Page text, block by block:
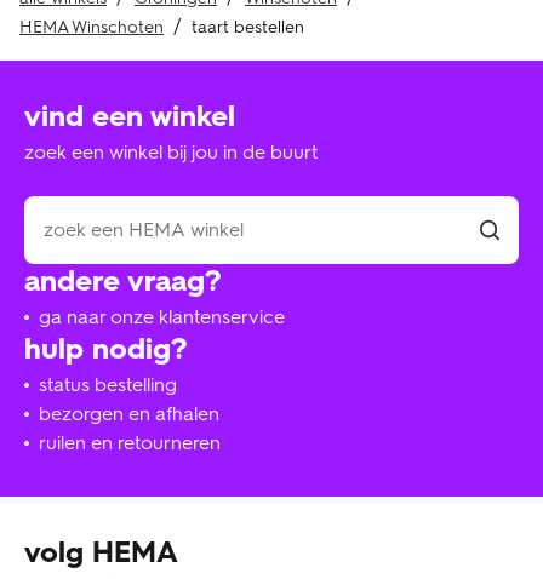
HEMA Winschoten
taart bestellen
hulp nodig?
status bestelling
bezorgen en afhalen
ruilen en retourneren
andere vraag?
ga naar onze klantenservice
vind een winkel
zoek een winkel bij jou in de buurt
volg HEMA